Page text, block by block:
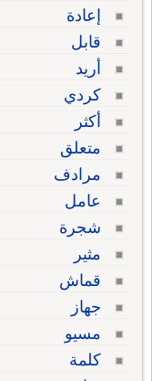
إعادة
قابل
أريد
كردي
أكثر
متعلق
مرادف
عامل
شجرة
مثير
قماش
جهاز
مسيو
كلمة